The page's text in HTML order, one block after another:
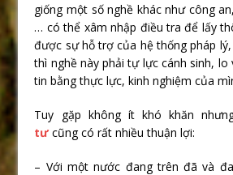
giống một số nghề khác như công
… có thể xâm nhập điều tra để lấy
được sự hỗ trợ của hệ thống pháp
thì nghề này phải tự lực cánh sinh,
tin bằng thực lực, kinh nghiệm của
Tuy gặp không ít khó khăn
tư cũng có rất nhiều thuận lợi:
– Với một nước đang trên đã và